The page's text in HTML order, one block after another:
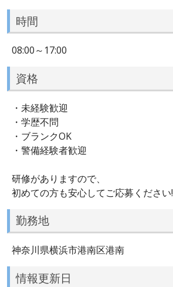
時間
08:00～17:00
資格
・未経験歓迎
・学歴不問
・ブランクOK
・警備経験者歓迎
研修がありますので、
初めての方も安心してご応募ください!
勤務地
神奈川県横浜市港南区港南
情報更新日